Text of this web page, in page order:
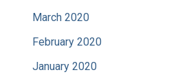
March 2020
February 2020
January 2020